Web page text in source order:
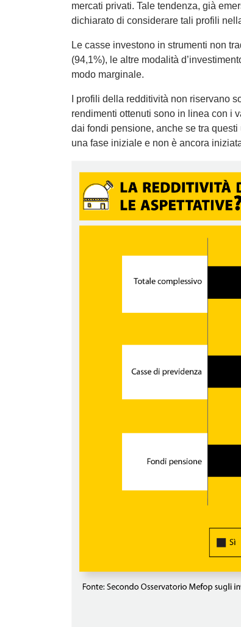
mercati privati. Tale tendenza, già
dichiarato di considerare tali profili
Le casse investono in strumenti non
(94,1%), le altre modalità
modo marginale.
I profili della redditività non riservano
rendimenti ottenuti sono in linea con i
dai fondi pensione, anche se tra
una fase iniziale e non è ancora